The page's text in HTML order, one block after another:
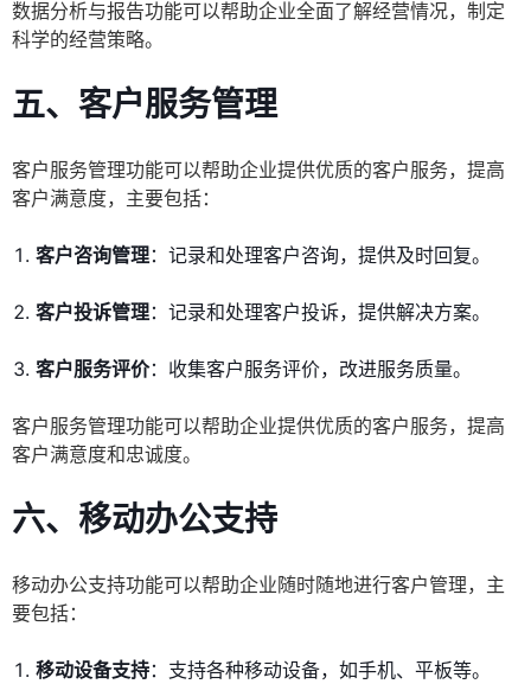
数据分析与报告功能可以帮助企业全面了解经营情况，制定
科学的经营策略。
五、客户服务管理
客户服务管理功能可以帮助企业提供优质的客户服务，提高
客户满意度，主要包括：
客户咨询管理：记录和处理客户咨询，提供及时回复。
客户投诉管理：记录和处理客户投诉，提供解决方案。
客户服务评价：收集客户服务评价，改进服务质量。
客户服务管理功能可以帮助企业提供优质的客户服务，提高
客户满意度和忠诚度。
六、移动办公支持
移动办公支持功能可以帮助企业随时随地进行客户管理，主
要包括：
移动设备支持：支持各种移动设备，如手机、平板等。